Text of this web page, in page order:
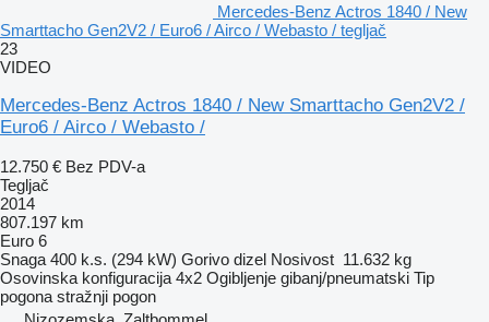
Mercedes-Benz Actros 1840 / New
Smarttacho Gen2V2 / Euro6 / Airco / Webasto / tegljač
23
VIDEO
Mercedes-Benz Actros 1840 / New Smarttacho Gen2V2 /
Euro6 / Airco / Webasto /
12.750 € Bez PDV-a
Tegljač
2014
807.197 km
Euro 6
Snaga 400 k.s. (294 kW) Gorivo dizel Nosivost 11.632 kg
Osovinska konfiguracija 4x2 Ogibljenje gibanj/pneumatski Tip
pogona stražnji pogon